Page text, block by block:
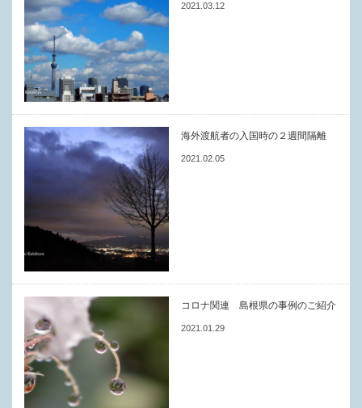
2021.03.12
海外渡航者の入国時の２週間隔離
2021.02.05
コロナ関連 島根県の事例のご紹介
2021.01.29